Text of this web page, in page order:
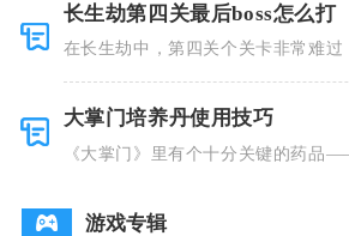
长生劫第四关最后boss怎么打
在长生劫中，第四关个关卡非常难过
大掌门培养丹使用技巧
《大掌门》里有个十分关键的药品
游戏专辑